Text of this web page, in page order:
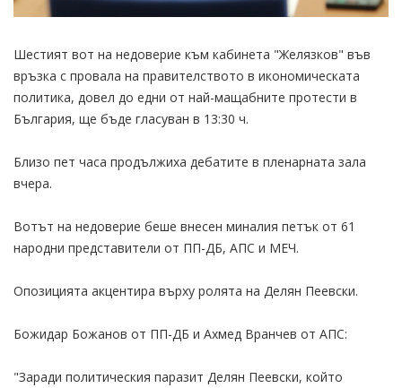
Шестият вот на недоверие към кабинета "Желязков" във
връзка с провала на правителството в икономическата
политика, довел до едни от най-мащабните протести в
България, ще бъде гласуван в 13:30 ч.
Близо пет часа продължиха дебатите в пленарната зала
вчера.
Вотът на недоверие беше внесен миналия петък от 61
народни представители от ПП-ДБ, АПС и МЕЧ.
Опозицията акцентира върху ролята на Делян Пеевски.
Божидар Божанов от ПП-ДБ и Ахмед Вранчев от АПС:
"Заради политическия паразит Делян Пеевски, който